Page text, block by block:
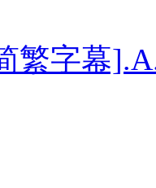
繁字幕